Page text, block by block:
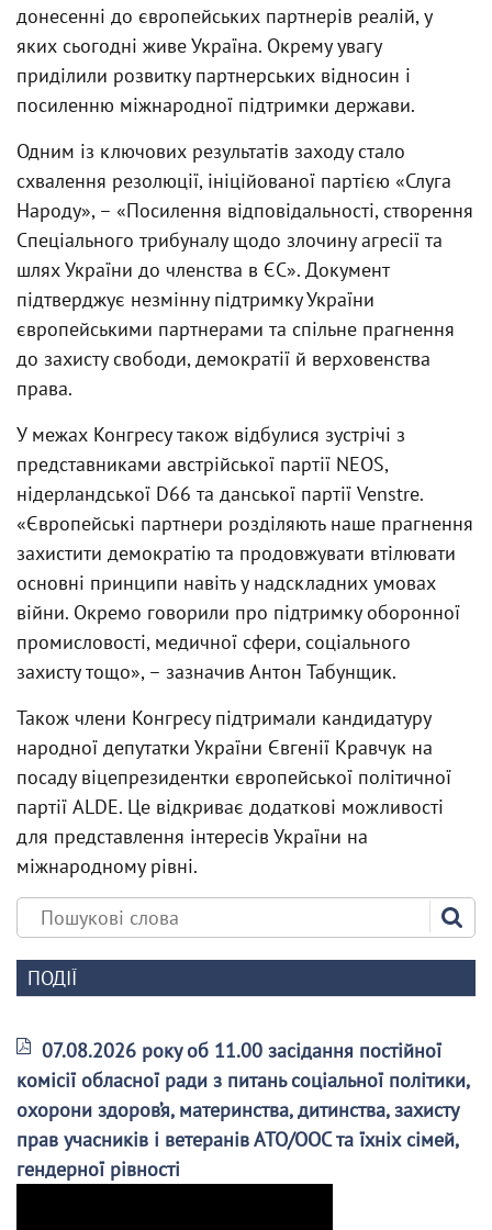
донесенні до європейських партнерів реалій, у
яких сьогодні живе Україна. Окрему увагу
приділили розвитку партнерських відносин і
посиленню міжнародної підтримки держави.
Одним із ключових результатів заходу стало
схвалення резолюції, ініційованої партією «Слуга
Народу», – «Посилення відповідальності, створення
Спеціального трибуналу щодо злочину агресії та
шлях України до членства в ЄС». Документ
підтверджує незмінну підтримку України
європейськими партнерами та спільне прагнення
до захисту свободи, демократії й верховенства
права.
У межах Конгресу також відбулися зустрічі з
представниками австрійської партії NEOS,
нідерландської D66 та данської партії Venstre.
«Європейські партнери розділяють наше прагнення
захистити демократію та продовжувати втілювати
основні принципи навіть у надскладних умовах
війни. Окремо говорили про підтримку оборонної
промисловості, медичної сфери, соціального
захисту тощо», – зазначив Антон Табунщик.
Також члени Конгресу підтримали кандидатуру
народної депутатки України Євгенії Кравчук на
посаду віцепрезидентки європейської політичної
партії ALDE. Це відкриває додаткові можливості
для представлення інтересів України на
міжнародному рівні.
ПОДІЇ
07.08.2026 року об 11.00 засідання постійної
комісії обласної ради з питань соціальної політики,
охорони здоров’я, материнства, дитинства, захисту
прав учасників і ветеранів АТО/ООС та їхніх сімей,
гендерної рівності